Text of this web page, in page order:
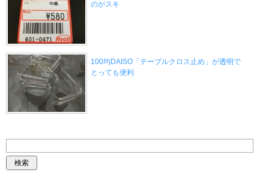
のがスキ
100均DAISO「テーブルクロス止め」が透明で
とっても便利